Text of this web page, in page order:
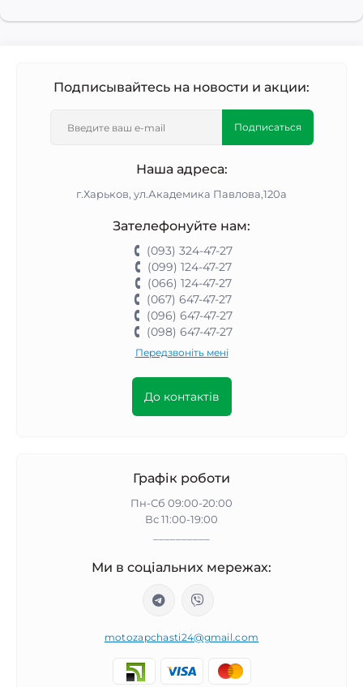
Подписывайтесь на новости и акции:
Подписаться
Наша адреса:
г.Харьков, ул.Академика Павлова,120а
Зателефонуйте нам:
(093) 324-47-27
(099) 124-47-27
(066) 124-47-27
(067) 647-47-27
(096) 647-47-27
(098) 647-47-27
Передзвоніть мені
До контактів
Графік роботи
Пн-Сб 09:00-20:00
Вс 11:00-19:00
Ми в соціальних мережах:
motozapchasti24@gmail.com